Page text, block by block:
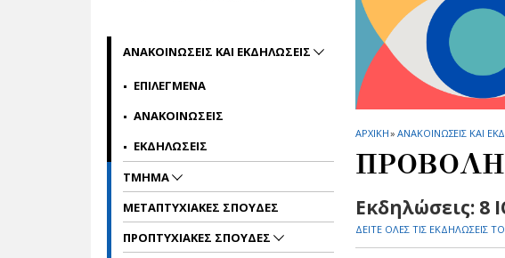
ΑΡΧΙΚΗ» ΑΝΑΚΟΙΝΩΣΕΙΣ ΚΑΙ
Εκδηλώσεις: 8
ΔΕΙΤΕ ΟΛΕΣ ΤΙΣ ΕΚΔΗΛΩΣΕΙΣ
ΑΝΑΚΟΙΝΩΣΕΙΣ ΚΑΙ ΕΚΔΗΛΩΣΕΙΣ
ΕΠΙΛΕΓΜΕΝΑ
ΑΝΑΚΟΙΝΩΣΕΙΣ
ΕΚΔΗΛΩΣΕΙΣ
ΤΜΗΜΑ
ΜΕΤΑΠΤΥΧΙΑΚΕΣ ΣΠΟΥΔΕΣ
ΠΡΟΠΤΥΧΙΑΚΕΣ ΣΠΟΥΔΕΣ